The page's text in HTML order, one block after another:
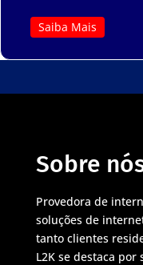
Saiba Mais
Sobre
Provedora de
soluções de
tanto clientes
L2K se destaca por